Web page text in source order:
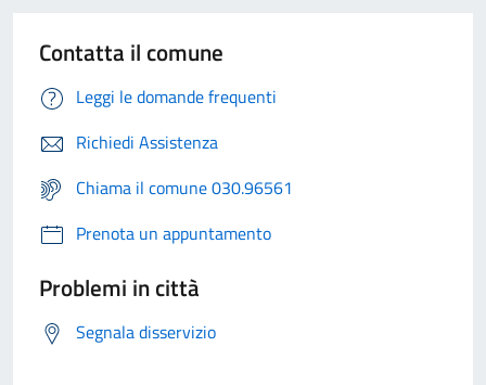
Contatta il comune
Leggi le domande frequenti
Richiedi Assistenza
Chiama il comune 030.96561
Prenota un appuntamento
Problemi in città
Segnala disservizio